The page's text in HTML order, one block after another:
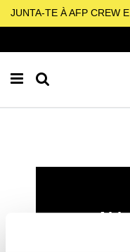
JUNTA-TE À AFP CREW
ALL